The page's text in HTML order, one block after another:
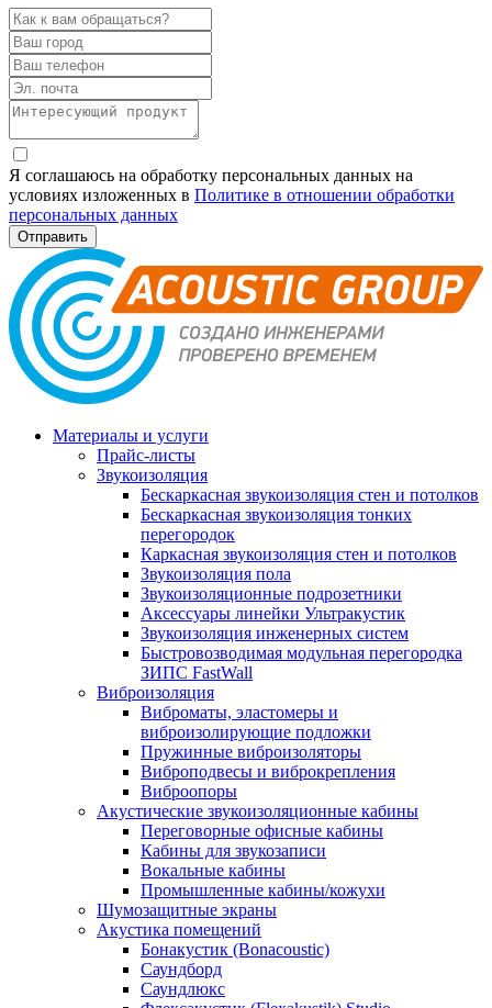
Я соглашаюсь на обработку персональных данных на
условиях изложенных в Политике в отношении обработки
персональных данных
Материалы и услуги
Прайс-листы
Звукоизоляция
Бескаркасная звукоизоляция стен и потолков
Бескаркасная звукоизоляция тонких
перегородок
Каркасная звукоизоляция стен и потолков
Звукоизоляция пола
Звукоизоляционные подрозетники
Аксессуары линейки Ультракустик
Звукоизоляция инженерных систем
Быстровозводимая модульная перегородка
ЗИПС FastWall
Виброизоляция
Виброматы, эластомеры и
виброизолирующие подложки
Пружинные виброизоляторы
Виброподвесы и виброкрепления
Виброопоры
Акустические звукоизоляционные кабины
Переговорные офисные кабины
Кабины для звукозаписи
Вокальные кабины
Промышленные кабины/кожухи
Шумозащитные экраны
Акустика помещений
Бонакустик (Bonacoustic)
Саундборд
Саундлюкс